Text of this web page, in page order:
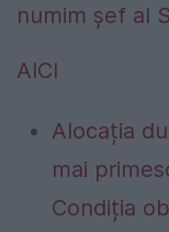
numim șef al
AICI
Alocația
mai
Condiția